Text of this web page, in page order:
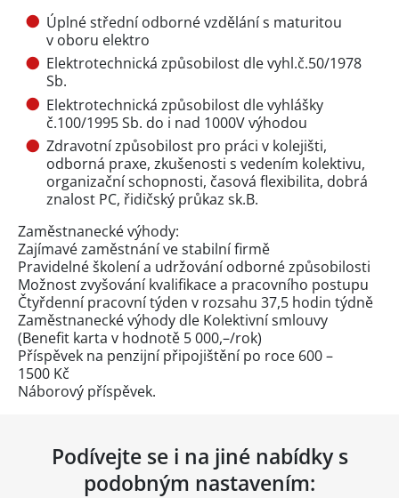
Úplné střední odborné vzdělání s maturitou
v oboru elektro
Elektrotechnická způsobilost dle vyhl.č.50/1978
Sb.
Elektrotechnická způsobilost dle vyhlášky
č.100/1995 Sb. do i nad 1000V výhodou
Zdravotní způsobilost pro práci v kolejišti,
odborná praxe, zkušenosti s vedením kolektivu,
organizační schopnosti, časová flexibilita, dobrá
znalost PC, řidičský průkaz sk.B.
Zaměstnanecké výhody:
Zajímavé zaměstnání ve stabilní firmě
Pravidelné školení a udržování odborné způsobilosti
Možnost zvyšování kvalifikace a pracovního postupu
Čtyřdenní pracovní týden v rozsahu 37,5 hodin týdně
Zaměstnanecké výhody dle Kolektivní smlouvy
(Benefit karta v hodnotě 5 000,–/rok)
Příspěvek na penzijní připojištění po roce 600 –
1500 Kč
Náborový příspěvek.
Podívejte se i na jiné nabídky s
podobným nastavením: